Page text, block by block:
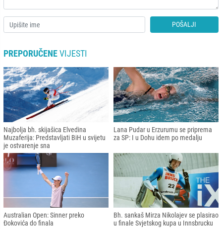
POŠALJI
PREPORUČENEVIJESTI
Najbolja bh. skijašica Elvedina
Muzaferija: Predstavljati BiH u svijetu
je ostvarenje sna
Lana Pudar u Erzurumu se priprema
za SP: I u Dohu idem po medalju
Australian Open: Sinner preko
Đokovića do finala
Bh. sankaš Mirza Nikolajev se plasirao
u finale Svjetskog kupa u Innsbrucku